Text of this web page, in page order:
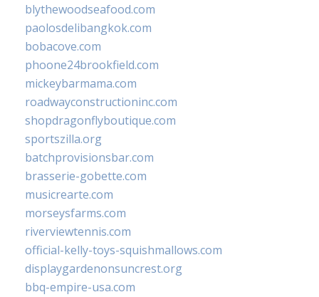
blythewoodseafood.com
paolosdelibangkok.com
bobacove.com
phoone24brookfield.com
mickeybarmama.com
roadwayconstructioninc.com
shopdragonflyboutique.com
sportszilla.org
batchprovisionsbar.com
brasserie-gobette.com
musicrearte.com
morseysfarms.com
riverviewtennis.com
official-kelly-toys-squishmallows.com
displaygardenonsuncrest.org
bbq-empire-usa.com